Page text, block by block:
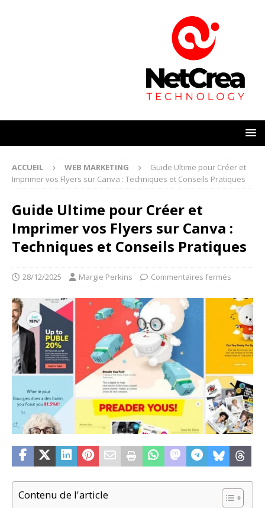
ACCUEIL WEB MARKETING
Guide Ultime pour Créer et
Imprimer vos Flyers sur Canva : Techniques et Conseils Pratiques
Guide Ultime pour Créer et
Imprimer vos Flyers sur Canva :
Techniques et Conseils Pratiques
28/12/2025 Margie Perkins Commentaires fermés
Contenu de l'article